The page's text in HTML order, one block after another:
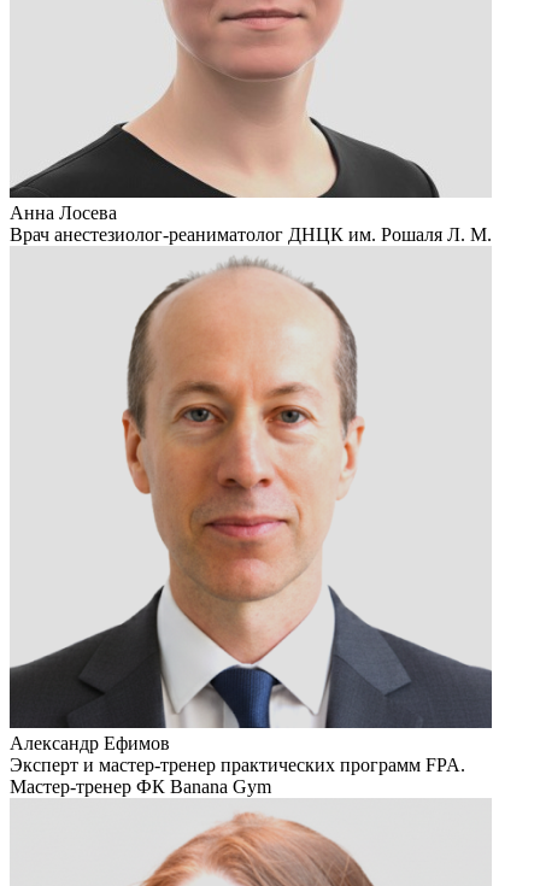
Анна Лосева
Врач анестезиолог-реаниматолог ДНЦК им. Рошаля Л. М.
Александр Ефимов
Эксперт и мастер-тренер практических программ FPA.
Мастер-тренер ФК Banana Gym